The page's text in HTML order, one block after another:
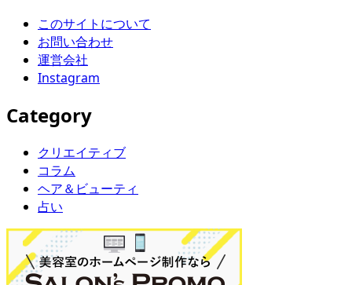
このサイトについて
お問い合わせ
運営会社
Instagram
Category
クリエイティブ
コラム
ヘア＆ビューティ
占い